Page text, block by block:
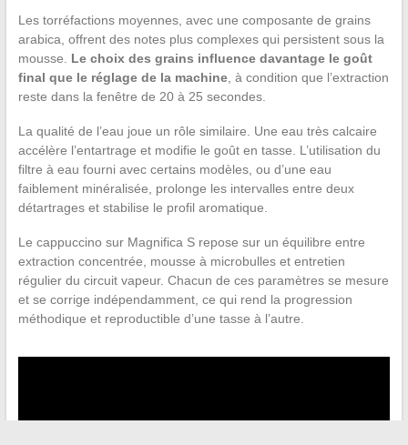
Les torréfactions moyennes, avec une composante de grains
arabica, offrent des notes plus complexes qui persistent sous la
mousse. Le choix des grains influence davantage le goût
final que le réglage de la machine, à condition que l’extraction
reste dans la fenêtre de 20 à 25 secondes.
La qualité de l’eau joue un rôle similaire. Une eau très calcaire
accélère l’entartrage et modifie le goût en tasse. L’utilisation du
filtre à eau fourni avec certains modèles, ou d’une eau
faiblement minéralisée, prolonge les intervalles entre deux
détartrages et stabilise le profil aromatique.
Le cappuccino sur Magnifica S repose sur un équilibre entre
extraction concentrée, mousse à microbulles et entretien
régulier du circuit vapeur. Chacun de ces paramètres se mesure
et se corrige indépendamment, ce qui rend la progression
méthodique et reproductible d’une tasse à l’autre.